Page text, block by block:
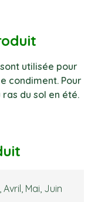
utilisée pour
condiment. Pour
du sol en été.
Avril, Mai, Juin